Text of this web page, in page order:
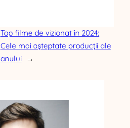
Top filme de vizionat în 2024:
Cele mai așteptate producții ale
anului
→